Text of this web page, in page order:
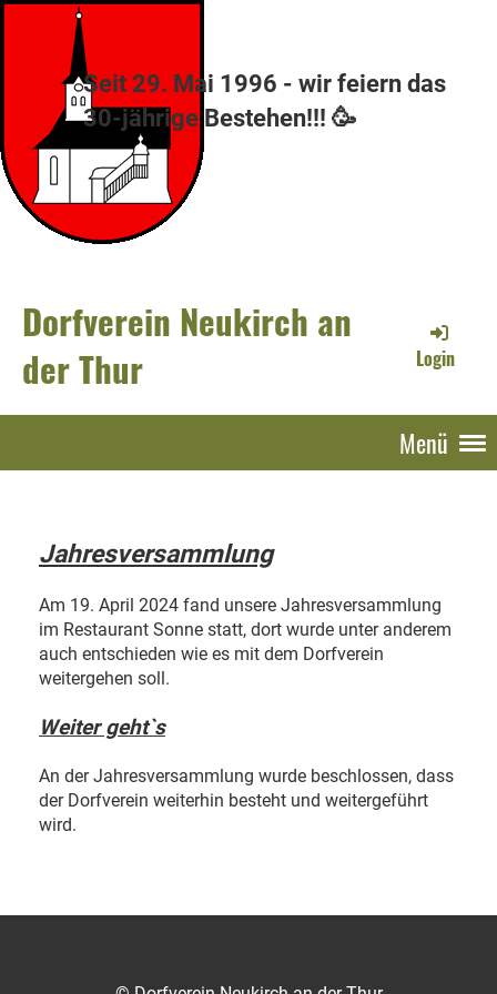
Seit 29. Mai 1996 - wir feiern das
30-jährige Bestehen!!! 🥳
Dorfverein Neukirch an
der Thur
Login
Menü
Jahresversammlung
Am 19. April 2024 fand unsere Jahresversammlung
im Restaurant Sonne statt, dort wurde unter anderem
auch entschieden wie es mit dem Dorfverein
weitergehen soll.
Weiter geht`s
An der Jahresversammlung wurde beschlossen, dass
der Dorfverein weiterhin besteht und weitergeführt
wird.